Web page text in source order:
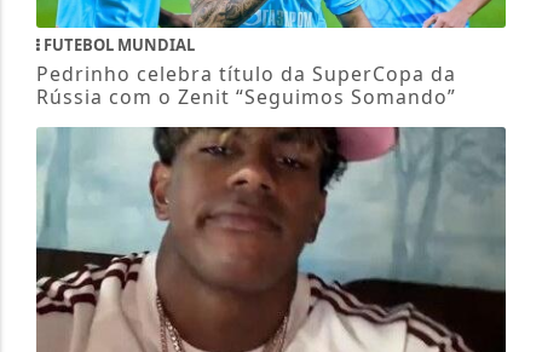
FUTEBOL MUNDIAL
Pedrinho celebra título da SuperCopa da
Rússia com o Zenit “Seguimos Somando”